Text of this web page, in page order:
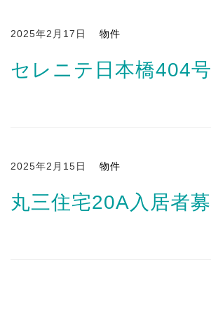
2025年2月17日 物件
セレニテ日本橋404
2025年2月15日 物件
丸三住宅20A入居者